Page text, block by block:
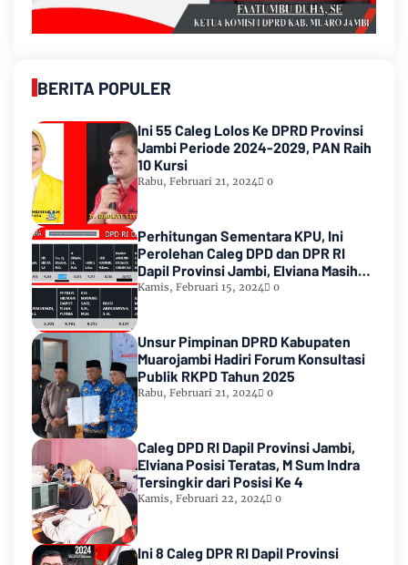
BERITA POPULER
Ini 55 Caleg Lolos Ke DPRD Provinsi
Jambi Periode 2024-2029, PAN Raih
10 Kursi
Rabu, Februari 21, 2024 0
Perhitungan Sementara KPU, Ini
Perolehan Caleg DPD dan DPR RI
Dapil Provinsi Jambi, Elviana Masih
Urutan Kedua Teratas
Kamis, Februari 15, 2024 0
Unsur Pimpinan DPRD Kabupaten
Muarojambi Hadiri Forum Konsultasi
Publik RKPD Tahun 2025
Rabu, Februari 21, 2024 0
Caleg DPD RI Dapil Provinsi Jambi,
Elviana Posisi Teratas, M Sum Indra
Tersingkir dari Posisi Ke 4
Kamis, Februari 22, 2024 0
Ini 8 Caleg DPR RI Dapil Provinsi